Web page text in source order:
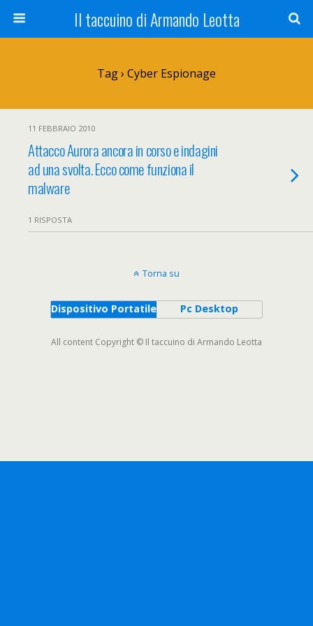
Il taccuino di Armando Leotta
Tag › Cyber Espionage
11 FEBBRAIO 2010
Attacco Aurora ancora in corso e indagini
ad una svolta. Ecco come funziona il
malware
1 RISPOSTA
Torna su
Dispositivo Portatile Pc Desktop
All content Copyright © Il taccuino di Armando Leotta